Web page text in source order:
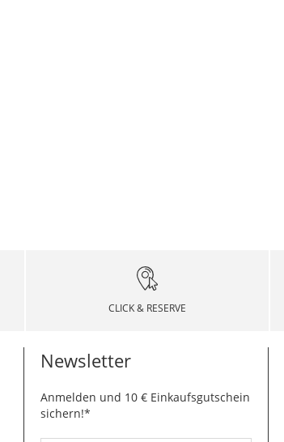
CLICK & RESERVE
Newsletter
Anmelden und 10 € Einkaufsgutschein
sichern!*